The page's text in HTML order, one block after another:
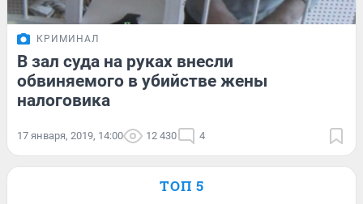
КРИМИНАЛ
В зал суда на руках внесли
обвиняемого в убийстве жены
налоговика
17 января, 2019, 14:00 12 430 4
ТОП 5